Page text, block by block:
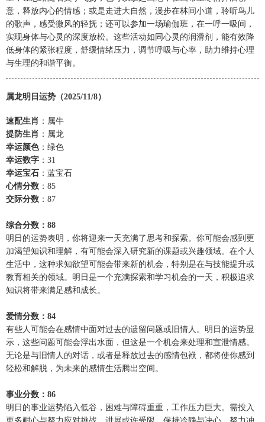
意，释放内心的情感；或是走进大自然，漫步在林间小道，聆听鸟儿
的歌声，感受微风的轻抚；还可以参加一场瑜伽班，在一呼一吸间，
实现身体与心灵的深度放松。这些活动如同心灵的润滑剂，能有效降
低身体的紧张程度，舒缓情绪压力，调节呼吸与心率，助力维持心理
与生理的和谐平衡。
属龙明日运势（2025/11/8）
速配生肖 ：属牛
提防生肖 ：属龙
幸运颜色：绿色
幸运数字 ：31
幸运宝石 ：蓝宝石
心情分数 ：85
交际分数 ：87
综合分数：88
明日的运势表明，你将迎来一天充满了思考和探索。你可能会感到更
加渴望知识和理解，有可能会深入研究新的课题或兴趣领域。在个人
生活中，这种求知欲望可能会带来新的机会，特别是在与技能提升或
教育相关的领域。明日是一个充满探索和学习机会的一天，积极追求
知识将带来满足感和成长。
爱情分数：84
有些人可能会在感情中面对过去的遗留问题或旧情人。明日的运势显
示，这些问题可能会浮出水面，但这是一个机会来处理和宣泄情感。
无论是与旧情人的对话，或者是释放过去的感情包袱，都将使你感到
轻松和解脱，为未来的感情生活腾出空间。
事业分数：86
明日的事业运势陷入低谷，困难与障碍重重，工作压力巨大。需投入